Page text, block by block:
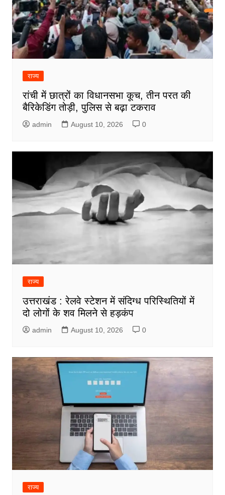
राज्य
रांची में छात्रों का विधानसभा कूच, तीन परत की
बैरिकेडिंग तोड़ी, पुलिस से बढ़ा टकराव
admin August 10, 2026 0
राज्य
उत्तराखंड : रेलवे स्टेशन में संदिग्ध परिस्थितियों में
दो लोगों के शव मिलने से हड़कंप
admin August 10, 2026 0
राज्य